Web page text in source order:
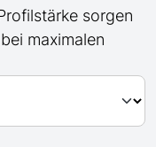
sorgen
maximalen